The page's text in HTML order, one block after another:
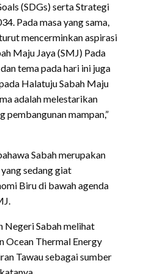
(SDGs) serta Strategi
Pada masa yang sama,
mencerminkan aspirasi
Maju Jaya (SMJ) Pada
tema pada hari ini juga
Halatuju Sabah Maju
adalah melestarikan
pembangunan mampan,”
Sabah merupakan
sedang giat
Biru di bawah agenda
Negeri Sabah melihat
Ocean Thermal Energy
Tawau sebagai sumber